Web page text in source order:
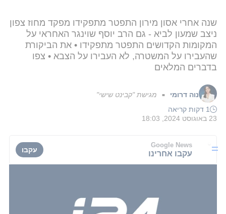
שנה אחרי אסון מירון התפטר מתפקידו מפקד מחוז צפון
ניצב שמעון לביא - גם הרב יוסף שוינגר האחראי על
המקומות הקדושים התפטר מתפקידו • את הביקורת
שהעבירו על המשטרה, לא העבירו על הצבא • צפו
בדברים המלאים
נוה דרומי ■ מגישת "קבינט שישי"
1 דקות קריאה
23 באוגוסט 2024, 18:03
Google News
עקבו אחרינו עקבו